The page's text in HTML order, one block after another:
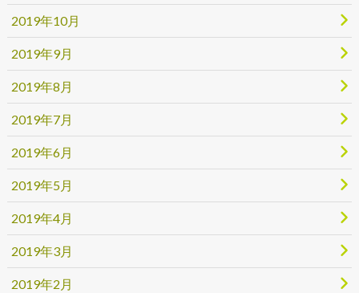
2019年10月
2019年9月
2019年8月
2019年7月
2019年6月
2019年5月
2019年4月
2019年3月
2019年2月